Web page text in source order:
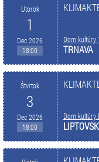
Utorok
1
Dec 2026
18:00
Dom kultúry
TRNAVA
Štvrtok
3
Dec 2026
18:00
Dom kultúry